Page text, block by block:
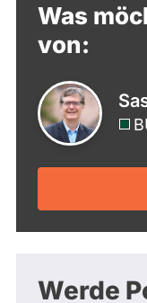
Was
von:
Werde